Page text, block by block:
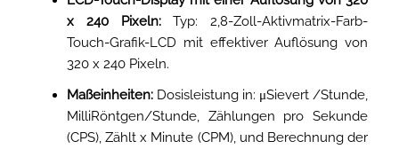
x 240 Pixeln:Typ: 2,8-Zoll-Aktivmatrix-Farb-
Touch-Grafik-LCD mit effektiver Auflösung von
320 x 240 Pixeln.
Maßeinheiten: Dosisleistung in: μSievert /Stunde,
MilliRöntgen/Stunde, Zählungen pro Sekunde
(CPS), Zählt x Minute (CPM), und Berechnung der